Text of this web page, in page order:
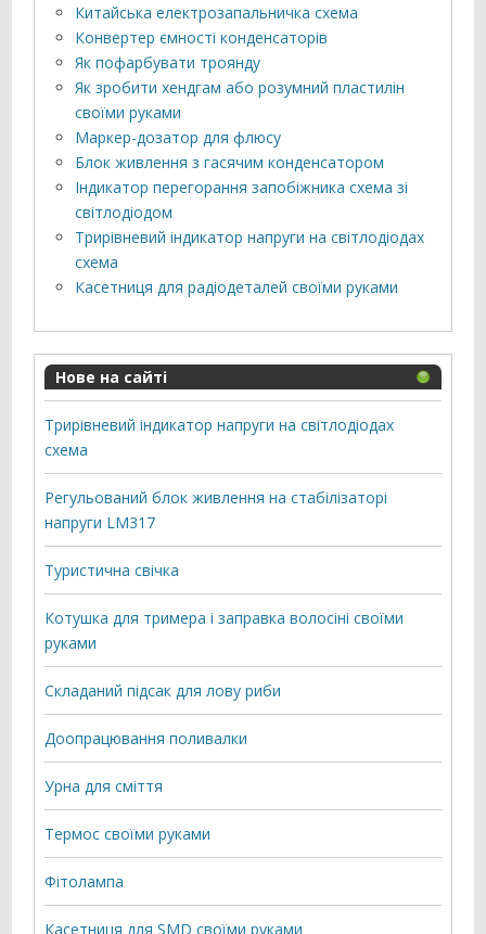
Китайська електрозапальничка схема
Конвертер ємності конденсаторів
Як пофарбувати троянду
Як зробити хендгам або розумний пластилін
своїми руками
Маркер-дозатор для флюсу
Блок живлення з гасячим конденсатором
Індикатор перегорання запобіжника схема зі
світлодіодом
Трирівневий індикатор напруги на світлодіодах
схема
Касетниця для радіодеталей своїми руками
Нове на сайті
Трирівневий індикатор напруги на світлодіодах
схема
Регульований блок живлення на стабілізаторі
напруги LM317
Туристична свічка
Котушка для тримера і заправка волосіні своїми
руками
Складаний підсак для лову риби
Доопрацювання поливалки
Урна для сміття
Термос своїми руками
Фітолампа
Касетниця для SMD своїми руками